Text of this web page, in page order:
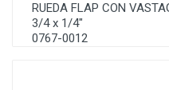
RUEDA FLAP CON
3/4 x 1/4"
0767-0012